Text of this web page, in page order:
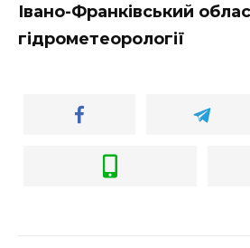
ЗАКАРПАТСЬКІ НОВИНИ
НОВИНИ ЗАХІДНОЇ
Івано-Франківський
гідрометеорології